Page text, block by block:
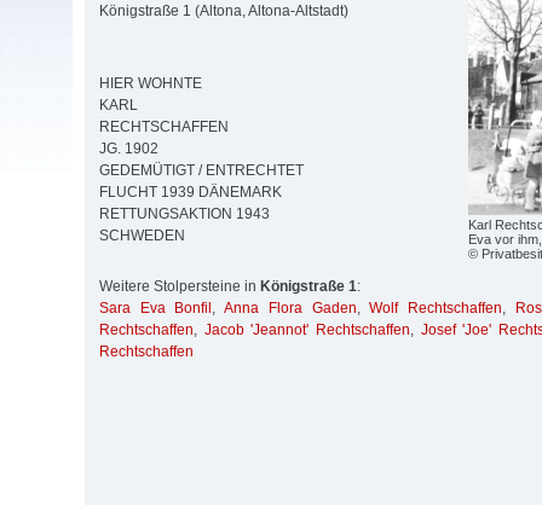
Karl
Eva vor
©
Königstraße 1 (Altona, Altona-Altstadt)
HIER WOHNTE
KARL
RECHTSCHAFFEN
JG. 1902
GEDEMÜTIGT / ENTRECHTET
FLUCHT 1939 DÄNEMARK
RETTUNGSAKTION 1943
SCHWEDEN
Weitere Stolpersteine in Königstraße 1:
Sara Eva Bonfil ,Anna Flora Gaden,Wolf Rechtschaffen,
Rechtschaffen, Jacob 'Jeannot' Rechtschaffen, Josef 'Joe'
Rechtschaffen